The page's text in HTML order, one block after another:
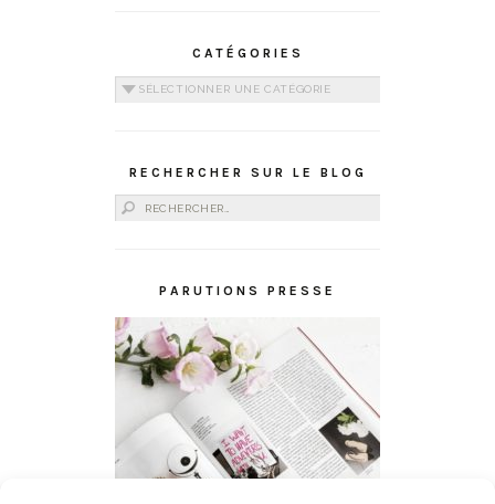
CATÉGORIES
Catégories
RECHERCHER SUR LE BLOG
Rechercher :
PARUTIONS PRESSE